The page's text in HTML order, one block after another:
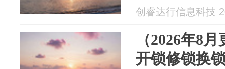
创睿达行信息科技
（2026年8
开锁修锁换